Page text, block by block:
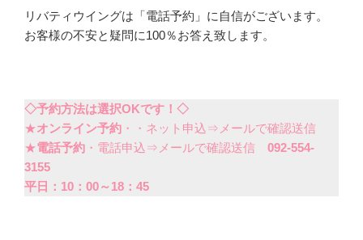
リバティウイングは「電話予約」に自信がございます。
お客様の不安と疑問に100％お答え致します。
◇予約方法は選択OKです！◇
★オンライン予約 ・・ネット申込⇒メールで確認送信
★電話予約 ・電話申込⇒メールで確認送信 092-554-
3155
平日：10：00～18：45